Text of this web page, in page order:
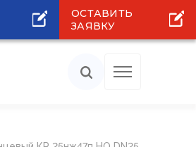
ОСТАВИТЬ
ЗАЯВКУ